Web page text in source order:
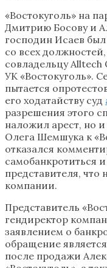
«Востокуголь» на
Дмитрию Босову и
господин Исаев
со всех
совладельцу
УК «Востокуголь».
пытается
его ходатайству суд
разрешения этого
наложил арест, но
Олега Шемшука к
отказался
самобанкротиться и
представителя, что
компании.
Представитель
гендиректор
заявлением о
обращение
после продажи